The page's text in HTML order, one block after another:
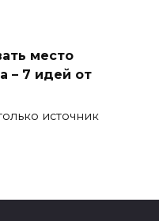
место
– 7 идей от
источник